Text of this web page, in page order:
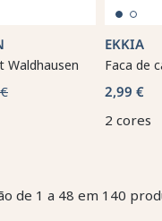
Waldhausen
EKKIA
Faca de
2,99 €
2 cores
de 1 a 48 em 140